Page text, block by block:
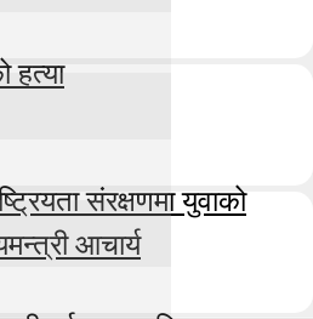
हत्या
संरक्षणमा युवाको
आचार्य